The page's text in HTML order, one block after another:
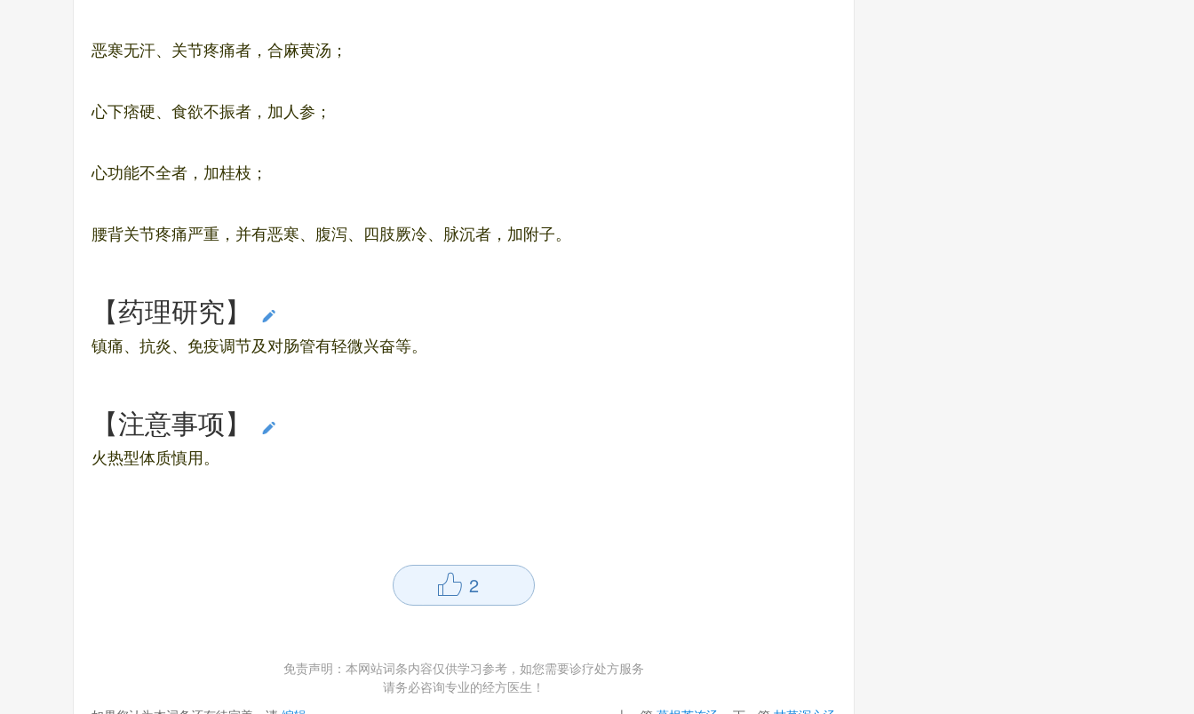
恶寒无汗、关节疼痛者，合麻黄汤；
心下痞硬、食欲不振者，加人参；
心功能不全者，加桂枝；
腰背关节疼痛严重，并有恶寒、腹泻、四肢厥冷、脉沉者，加附子。
【药理研究】
镇痛、抗炎、免疫调节及对肠管有轻微兴奋等。
【注意事项】
火热型体质慎用。
2
免责声明：本网站词条内容仅供学习参考，如您需要诊疗处方服务
请务必咨询专业的经方医生！